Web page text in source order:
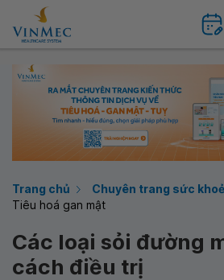
Trang chủ
Chuyên trang sức khoẻ
Tiêu hoá gan mật
Các loại sỏi đường
cách điều trị